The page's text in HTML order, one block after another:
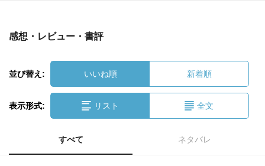
感想・レビュー・書評
並び替え: いいね順 新着順
表示形式: リスト 全文
すべて ネタバレ